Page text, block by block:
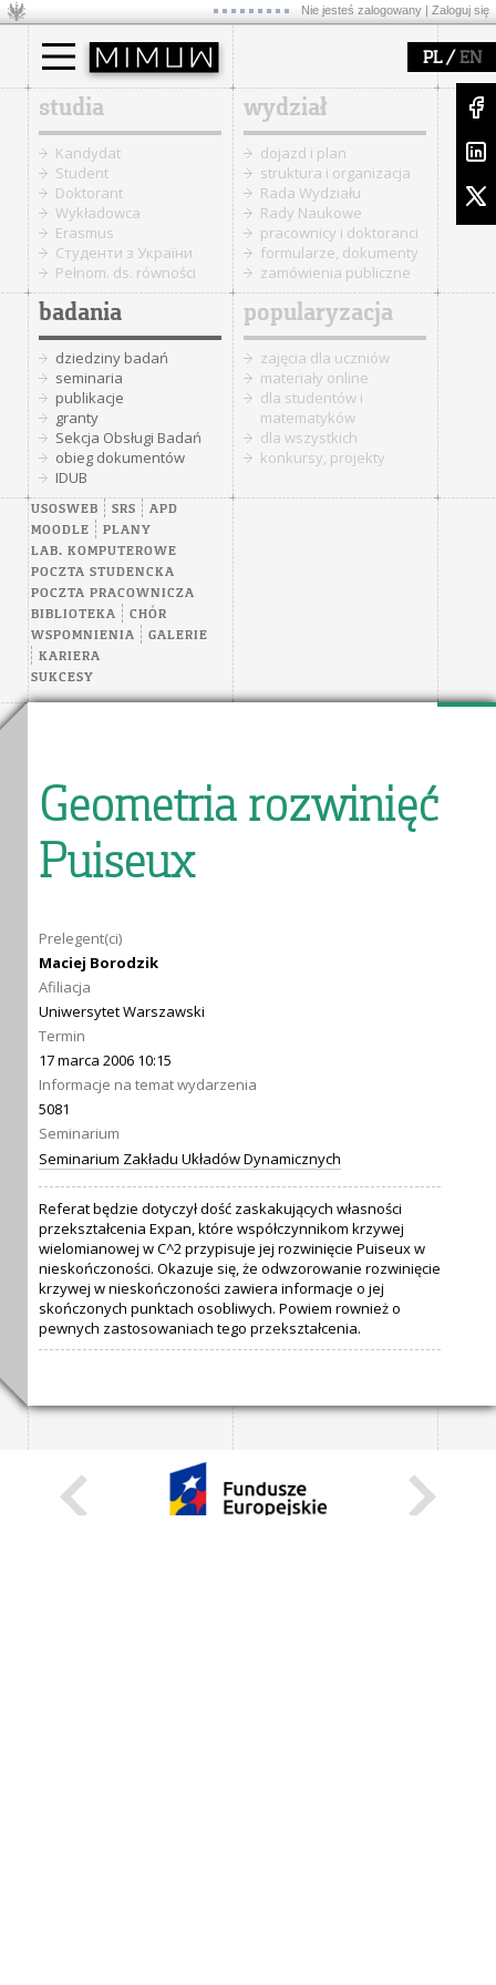
Nie jesteś zalogowany | Zaloguj się
PL/ EN
studia
Kandydat
Student
Doktorant
Wykładowca
Erasmus
Cтуденти з України
Pełnom. ds. równości
wydział
dojazd i plan
struktura i organizacja
Rada Wydziału
Rady Naukowe
pracownicy i doktoranci
formularze, dokumenty
zamówienia publiczne
badania
dziedziny badań
seminaria
publikacje
granty
Sekcja Obsługi Badań
obieg dokumentów
IDUB
popularyzacja
zajęcia dla uczniów
materiały online
dla studentów i
matematyków
dla wszystkich
konkursy, projekty
USOSWEB SRS
APD
MOODLE
PLANY
LAB. KOMPUTEROWE
POCZTA STUDENCKA
POCZTA PRACOWNICZA
BIBLIOTEKA
CHÓR
WSPOMNIENIA
GALERIE
KARIERA
SUKCESY
Geometria rozwinięć
Puiseux
Prelegent(ci)
Maciej Borodzik
Afiliacja
Uniwersytet Warszawski
Termin
17 marca 2006 10:15
Informacje na temat wydarzenia
5081
Seminarium
Seminarium Zakładu Układów Dynamicznych
Referat będzie dotyczył dość zaskakujących własności
przekształcenia Expan, które współczynnikom krzywej
wielomianowej w C^2 przypisuje jej rozwinięcie Puiseux w
nieskończoności. Okazuje się, że odwzorowanie rozwinięcie
krzywej w nieskończoności zawiera informacje o jej
skończonych punktach osobliwych. Powiem rownież o
pewnych zastosowaniach tego przekształcenia.